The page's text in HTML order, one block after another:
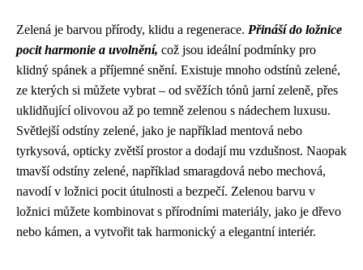
Zelená je barvou přírody, klidu a regenerace. Přináší do ložnice
pocit harmonie a uvolnění, což jsou ideální podmínky pro
klidný spánek a příjemné snění. Existuje mnoho odstínů zelené,
ze kterých si můžete vybrat – od svěžích tónů jarní zeleně, přes
uklidňující olivovou až po temně zelenou s nádechem luxusu.
Světlejší odstíny zelené, jako je například mentová nebo
tyrkysová, opticky zvětší prostor a dodají mu vzdušnost. Naopak
tmavší odstíny zelené, například smaragdová nebo mechová,
navodí v ložnici pocit útulnosti a bezpečí. Zelenou barvu v
ložnici můžete kombinovat s přírodními materiály, jako je dřevo
nebo kámen, a vytvořit tak harmonický a elegantní interiér.